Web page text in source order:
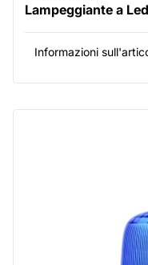
Lampeggiante a
Informazioni